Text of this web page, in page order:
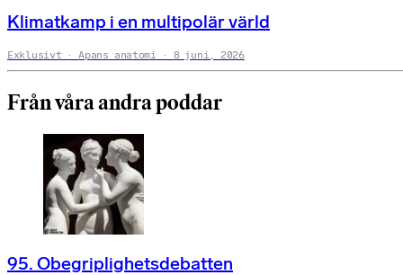
Klimatkamp i en multipolär värld
Exklusivt Apans anatomi 8 juni, 2026
Från våra andra poddar
95. Obegriplighetsdebatten